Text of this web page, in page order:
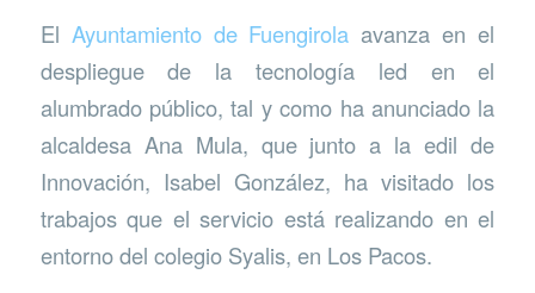
El Ayuntamiento de Fuengirola avanza en el
despliegue de la tecnología led en el
alumbrado público, tal y como ha anunciado la
alcaldesa Ana Mula, que junto a la edil de
Innovación, Isabel González, ha visitado los
trabajos que el servicio está realizando en el
entorno del colegio Syalis, en Los Pacos.